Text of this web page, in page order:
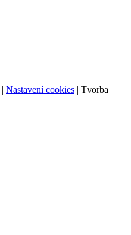
| Nastavení cookies | Tvorba